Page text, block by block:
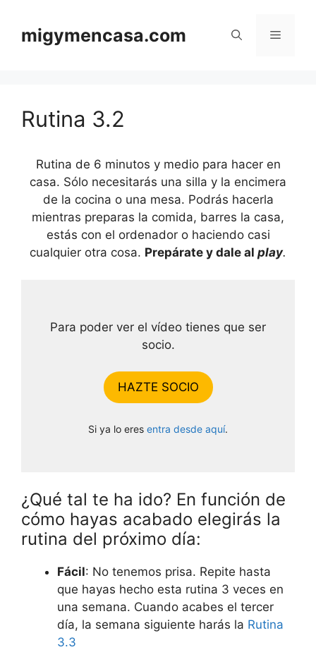
contenido
migymencasa.com Menú
Rutina 3.2
Rutina de 6 minutos y medio para hacer en
casa. Sólo necesitarás una silla y la encimera
de la cocina o una mesa. Podrás hacerla
mientras preparas la comida, barres la casa,
estás con el ordenador o haciendo casi
cualquier otra cosa. Prepárate y dale al play.
Para poder ver el vídeo tienes que ser
socio.
HAZTE SOCIO
Si ya lo eres entra desde aquí.
¿Qué tal te ha ido? En función de
cómo hayas acabado elegirás la
rutina del próximo día:
Fácil: No tenemos prisa. Repite hasta
que hayas hecho esta rutina 3 veces en
una semana. Cuando acabes el tercer
día, la semana siguiente harás la Rutina
3.3